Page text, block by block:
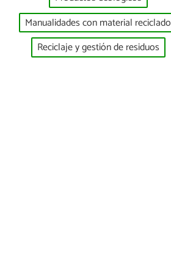
Manualidades con material reciclado
Reciclaje y gestión de residuos